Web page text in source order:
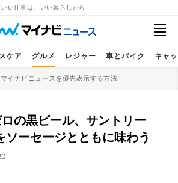
いい仕事は、いい暮らしから
ケア グルメ レジャー 車とバイク キャ
イナビニュースを優先表示する方法
ロの黒ビール、サントリー
ソーセージとともに味わう